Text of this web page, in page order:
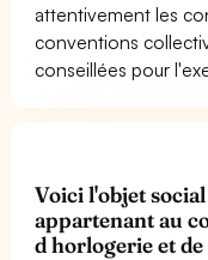
attentivement les
conventions
conseillées pour
Voici l'objet
appartenant au
d horlogerie et